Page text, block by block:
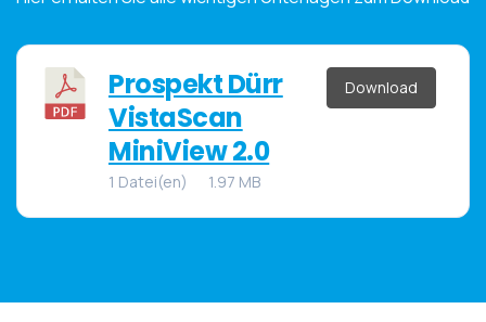
Prospekt Dürr
VistaScan
MiniView 2.0
1 Datei(en) 1.97 MB
Download